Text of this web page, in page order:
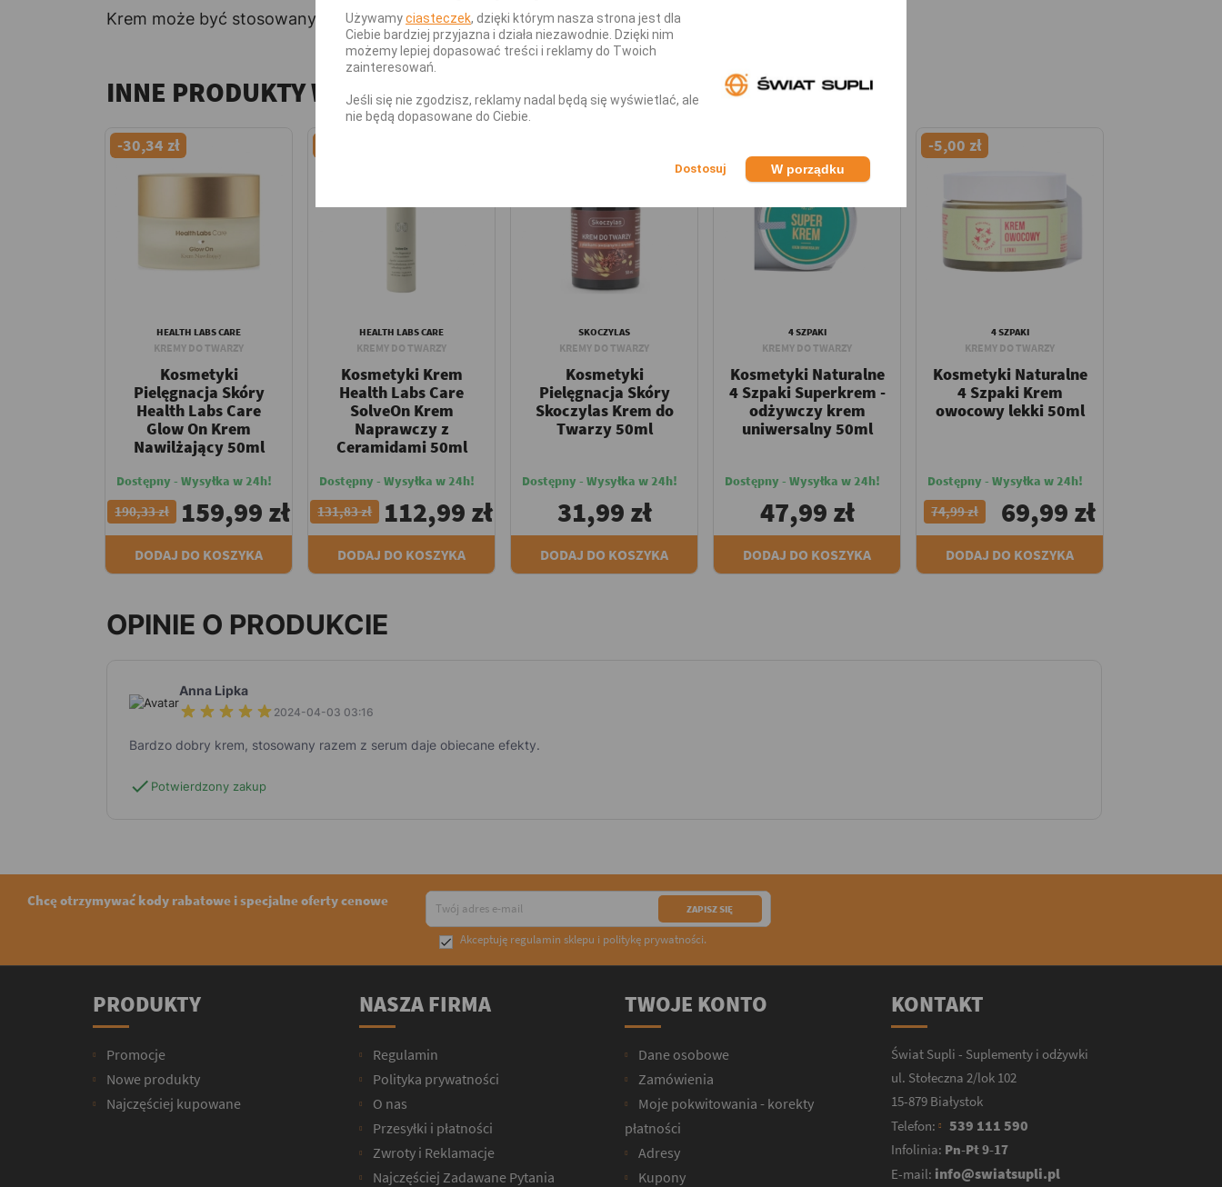
Krem może być stosowany pod makijaż.
INNE PRODUKTY W TEJ KATEGORII
-30,34 zł
HEALTH LABS CARE
KREMY DO TWARZY
Kosmetyki
Pielęgnacja Skóry
Health Labs Care
Glow On Krem
Nawilżający 50ml
Dostępny - Wysyłka w 24h!
190,33 zł 159,99 zł
DODAJ DO KOSZYKA
HEALTH LABS CARE
KREMY DO TWARZY
Kosmetyki Krem
Health Labs Care
SolveOn Krem
Naprawczy z
Ceramidami 50ml
Dostępny - Wysyłka w 24h!
131,83 zł 112,99 zł
DODAJ DO KOSZYKA
SKOCZYLAS
KREMY DO TWARZY
Kosmetyki
Pielęgnacja Skóry
Skoczylas Krem do
Twarzy 50ml
Dostępny - Wysyłka w 24h!
31,99 zł
DODAJ DO KOSZYKA
4 SZPAKI
KREMY DO TWARZY
Kosmetyki Naturalne
4 Szpaki Superkrem -
odżywczy krem
uniwersalny 50ml
Dostępny - Wysyłka w 24h!
47,99 zł
DODAJ DO KOSZYKA
-5,00 zł
4 SZPAKI
KREMY DO TWARZY
Kosmetyki Naturalne
4 Szpaki Krem
owocowy lekki 50ml
Dostępny - Wysyłka w 24h!
74,99 zł 69,99 zł
DODAJ DO KOSZYKA
OPINIE O PRODUKCIE
Anna Lipka
2024-04-03 03:16
Bardzo dobry krem, stosowany razem z serum daje obiecane efekty.
check Potwierdzony zakup
Chcę otrzymywać kody rabatowe i specjalne oferty cenowe
 Akceptuję regulamin sklepu i politykę prywatności.
Używamyciasteczek, dzięki którym nasza strona jest dla
Ciebie bardziej przyjazna i działa niezawodnie. Dzięki nim
możemy lepiej dopasować treści i reklamy do Twoich
zainteresowań.
Jeśli się nie zgodzisz, reklamy nadal będą się wyświetlać, ale
nie będą dopasowane do Ciebie.
W porządku
PRODUKTY
Promocje
Nowe produkty
Najczęściej kupowane
NASZA FIRMA
Regulamin
Polityka prywatności
O nas
Przesyłki i płatności
Zwroty i Reklamacje
Najczęściej Zadawane Pytania
TWOJE KONTO
Dane osobowe
Zamówienia
Moje pokwitowania - korekty
płatności
Adresy
Kupony
KONTAKT
Świat Supli - Suplementy i odżywki
ul. Stołeczna 2/lok 102
15-879 Białystok
Telefon:
539 111 590
Infolinia: Pn-Pt 9-17
E-mail: info@swiatsupli.pl